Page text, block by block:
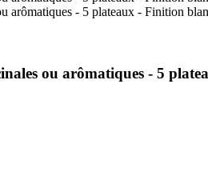
ou arômatiques - 5